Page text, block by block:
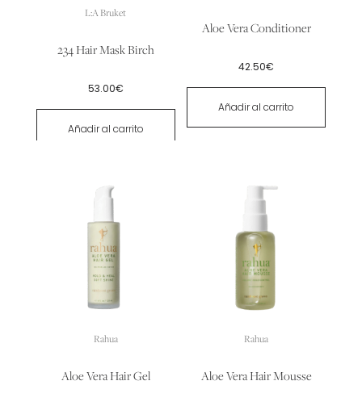
L:A Bruket
234 Hair Mask Birch
53.00€
Añadir al carrito
Aloe Vera Conditioner
42.50€
Añadir al carrito
Rahua
Aloe Vera Hair Gel
Rahua
Aloe Vera Hair Mousse